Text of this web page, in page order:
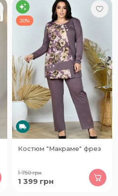
20%
Костюм "Макраме" фрез
1 750грн
1 399 грн